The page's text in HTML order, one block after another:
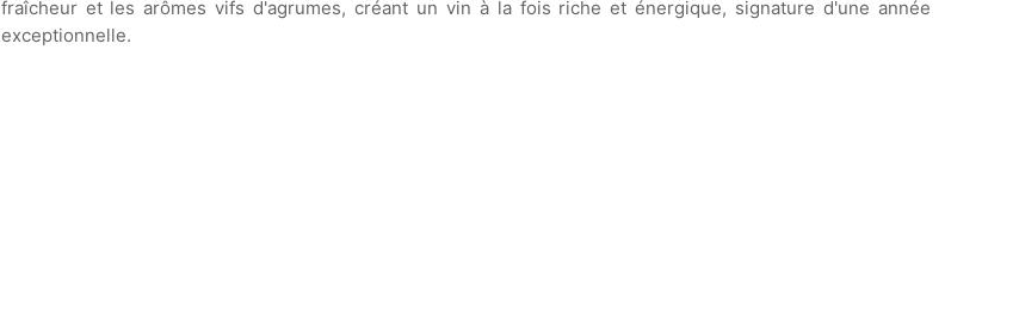
fraîcheur et les arômes vifs d'agrumes, créant un vin à la fois riche et énergique, signature d'une année
exceptionnelle.